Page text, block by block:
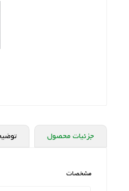
جزئیات محصول
مشخصات